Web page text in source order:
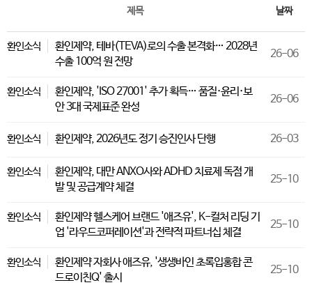
제목 날짜
환인소식
환인제약, 테바(TEVA)로의 수출 본격화… 2028년
수출 100억 원 전망
26-06
환인소식
환인제약, 'ISO 27001' 추가 획득… 품질·윤리·보
안 3대 국제표준 완성
26-06
환인소식 환인제약, 2026년도 정기 승진인사 단행 26-03
환인소식
환인제약, 대만 ANXO사와 ADHD 치료제 독점 개
발 및 공급계약 체결
25-10
환인소식
환인제약 헬스케어 브랜드 '애즈유', K-컬처 리딩 기
업 '라우드코퍼레이션'과 전략적 파트너십 체결
25-10
환인소식
환인제약 자회사 애즈유, '생생바인 초록입홍합 콘
드로이친Q' 출시
25-10